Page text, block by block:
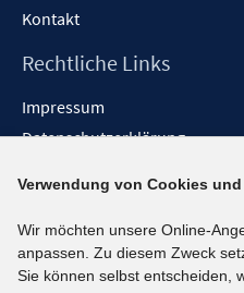
Kontakt
Rechtliche Links
Impressum
Datenschutzerklärung
Barrieren melden
Social-Media-Kanäle
BlueSky
Verwendung von Cookies
Wir möchten unsere Online-
anpassen. Zu diesem Zweck
Sie können selbst entscheiden,